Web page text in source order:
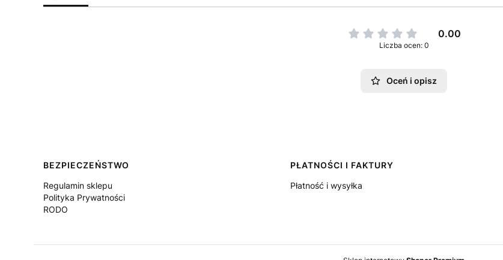
0.00
Liczba ocen: 0
Oceń i opisz
Linki w stopce
BEZPIECZEŃSTWO
Regulamin sklepu
Polityka Prywatności
RODO
PŁATNOŚCI I FAKTURY
Płatność i wysyłka